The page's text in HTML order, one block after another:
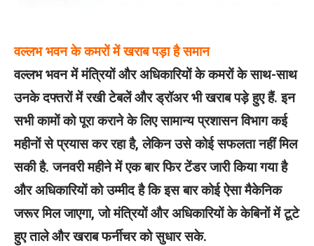
वल्‍लभ भवन के कमरों में खराब पड़ा है समान
वल्लभ भवन में मंत्रियों और अधिकारियों के कमरों के साथ-साथ
उनके दफ्तरों में रखी टेबलें और ड्रॉअर भी खराब पड़े हुए हैं. इन
सभी कामों को पूरा कराने के लिए सामान्य प्रशासन विभाग कई
महीनों से प्रयास कर रहा है, लेकिन उसे कोई सफलता नहीं मिल
सकी है. जनवरी महीने में एक बार फिर टेंडर जारी किया गया है
और अधिकारियों को उम्मीद है कि इस बार कोई ऐसा मैकेनिक
जरूर मिल जाएगा, जो मंत्रियों और अधिकारियों के केबिनों में टूटे
हुए ताले और खराब फर्नीचर को सुधार सके.